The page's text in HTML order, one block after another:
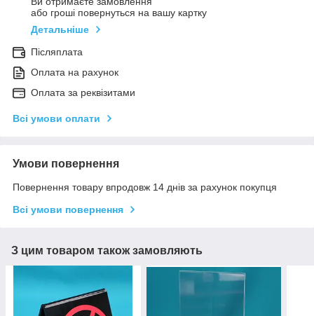
або гроші повернуться на вашу картку
Детальніше
Післяплата
Оплата на рахунок
Оплата за реквізитами
Всі умови оплати
Умови повернення
Повернення товару впродовж 14 днів за рахунок покупця
Всі умови повернення
З цим товаром також замовляють